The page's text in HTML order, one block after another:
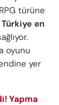
türüne
en
oyunu
yer
Yapma